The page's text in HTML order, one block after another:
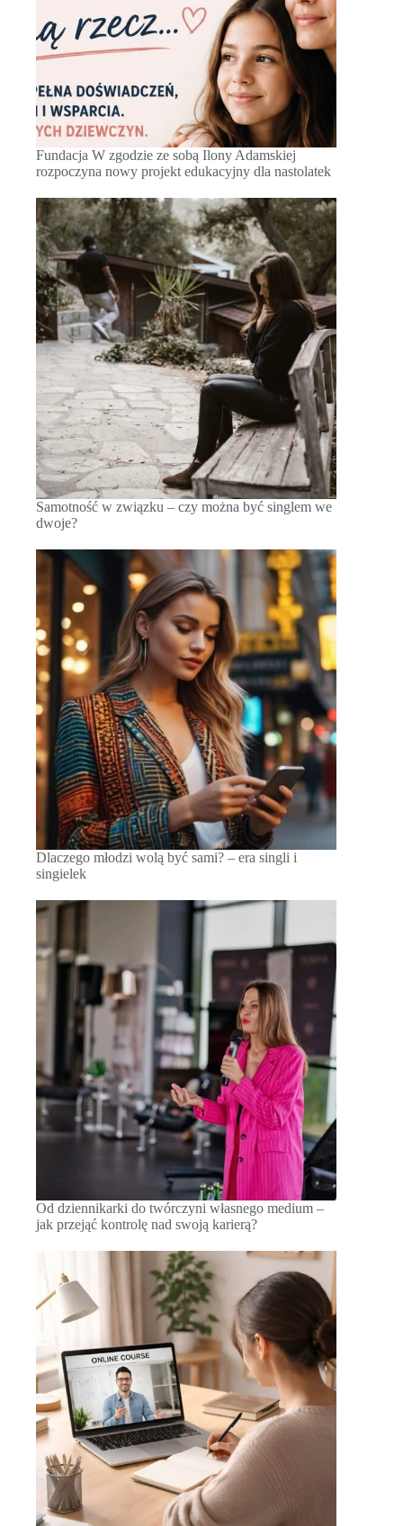
Fundacja W zgodzie ze sobą Ilony Adamskiej
rozpoczyna nowy projekt edukacyjny dla nastolatek
Samotność w związku – czy można być singlem we
dwoje?
Dlaczego młodzi wolą być sami? – era singli i
singielek
Od dziennikarki do twórczyni własnego medium –
jak przejąć kontrolę nad swoją karierą?